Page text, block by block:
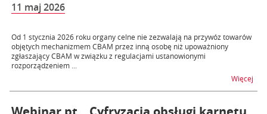
11 maj 2026
Od 1 stycznia 2026 roku organy celne nie zezwalają na przywóz towarów
objętych mechanizmem CBAM przez inną osobę niż upoważniony
zgłaszający CBAM w związku z regulacjami ustanowionymi
rozporządzeniem ...
Więcej